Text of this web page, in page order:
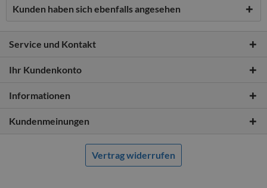
Kunden haben sich ebenfalls angesehen
Service und Kontakt
Ihr Kundenkonto
Informationen
Kundenmeinungen
Vertrag widerrufen